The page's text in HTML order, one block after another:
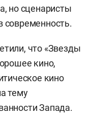
но сценаристы
современность.
что «Звезды
кино,
кино
тему
Запада.